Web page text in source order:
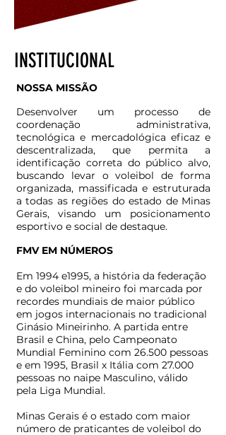
INSTITUCIONAL
NOSSA MISSÃO
Desenvolver um processo de
coordenação administrativa,
tecnológica e mercadológica eficaz e
descentralizada, que permita a
identificação correta do público alvo,
buscando levar o voleibol de forma
organizada, massificada e estruturada
a todas as regiões do estado de Minas
Gerais, visando um posicionamento
esportivo e social de destaque.
FMV EM NÚMEROS
Em 1994 e1995, a história da federação
e do voleibol mineiro foi marcada por
recordes mundiais de maior público
em jogos internacionais no tradicional
Ginásio Mineirinho. A partida entre
Brasil e China, pelo Campeonato
Mundial Feminino com 26.500 pessoas
e em 1995, Brasil x Itália com 27.000
pessoas no naipe Masculino, válido
pela Liga Mundial.
Minas Gerais é o estado com maior
número de praticantes de voleibol do